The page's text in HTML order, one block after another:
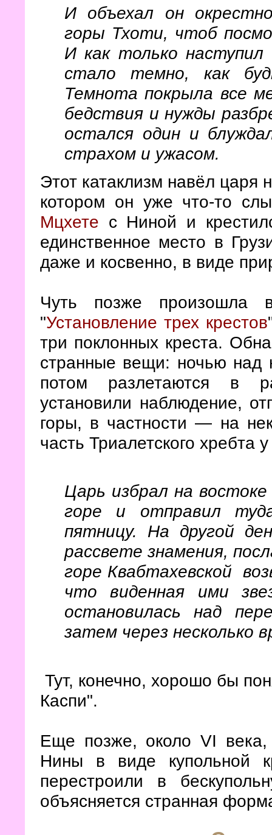
И объехал он
горы Тхоти, чтоб
И как только наступил
стало темно, как
Темнота покрыла все
бедствия и нужды
остался один и
страхом и ужасом.
Этот катаклизм навёл царя
котором он уже что-то
Мцхете с Ниной и
единственное место в
даже и косвенно, в виде
Чуть позже произошла
"Установление трех крестов
три поклонных креста.
странные вещи: ночью над
потом разлетаются в
установили наблюдение,
горы, в частности — на
часть Триалетского хребта
Царь избрал на
горе и отправил
пятницу. На другой
рассвете знамения,
горе Квабтахевской
что виденная ими
остановилась над
затем через несколько
Тут, конечно, хорошо бы
Каспи".
Еще позже, около VI
Нины в виде купольной
перестроили в
объясняется странная